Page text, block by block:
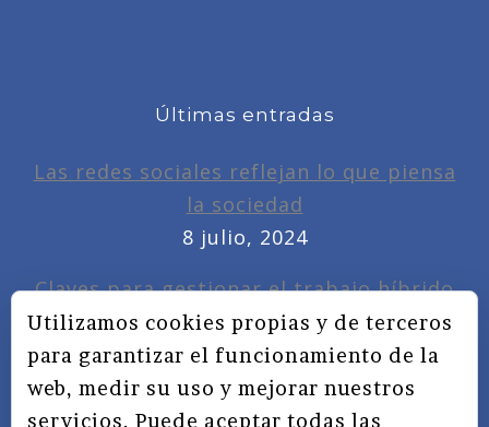
Últimas entradas
Las redes sociales reflejan lo que piensa
la sociedad
8 julio, 2024
Claves para gestionar el trabajo híbrido
7 noviembre, 2022
Privacidad, redes sociales y educación
3 septiembre, 2019
Utilizamos cookies propias y de terceros
para garantizar el funcionamiento de la
web, medir su uso y mejorar nuestros
servicios. Puede aceptar todas las